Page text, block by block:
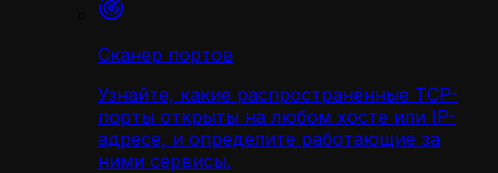
Сканер портов
Узнайте, какие распространённые TCP-
порты открыты на любом хосте или IP-
адресе, и определите работающие за
ними сервисы.